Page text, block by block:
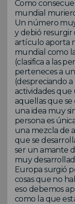
Como
mundial
Un número
y debió resurgir
artículo aporta
mundial como
(clasifica a las
perteneces a
(despreciando
actividades
aquellas que se
una idea muy
persona es
una mezcla de
que se
ser un amante
muy
Europa surgió
cosas que no
eso debemos
como la que